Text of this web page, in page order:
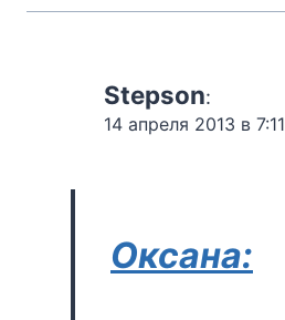
Stepson:
14 апреля 2013 в 7:11
Оксана: